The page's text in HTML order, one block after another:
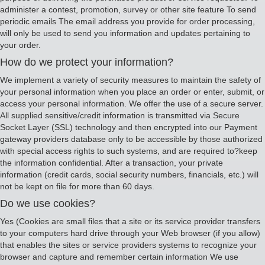
administer a contest, promotion, survey or other site feature To send
periodic emails The email address you provide for order processing,
will only be used to send you information and updates pertaining to
your order.
How do we protect your information?
We implement a variety of security measures to maintain the safety of
your personal information when you place an order or enter, submit, or
access your personal information. We offer the use of a secure server.
All supplied sensitive/credit information is transmitted via Secure
Socket Layer (SSL) technology and then encrypted into our Payment
gateway providers database only to be accessible by those authorized
with special access rights to such systems, and are required to?keep
the information confidential. After a transaction, your private
information (credit cards, social security numbers, financials, etc.) will
not be kept on file for more than 60 days.
Do we use cookies?
Yes (Cookies are small files that a site or its service provider transfers
to your computers hard drive through your Web browser (if you allow)
that enables the sites or service providers systems to recognize your
browser and capture and remember certain information We use